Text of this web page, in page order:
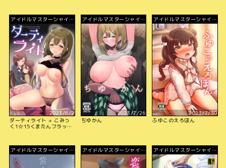
アイドルマスターシャイニ
ーカラーズ
2023/8/2
ダーティライト + こみっ
く1☆15くまたんフラッシ
アイドルマスターシャイニ
ーカラーズ
2023/7/26
ちゆかん
アイドルマスターシャイニ
ーカラーズ
2023/7/30
ふゆこのえろほん
アイドルマスターシャイニ
ーカラーズ
アイドルマスターシャイニ
ーカラーズ
アイドルマスターシャイニ
ーカラーズ